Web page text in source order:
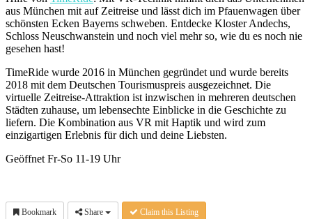
aus München mit auf Zeitreise und lässt dich im Pfauenwagen über
schönsten Ecken Bayerns schweben. Entdecke Kloster Andechs,
Schloss Neuschwanstein und noch viel mehr so, wie du es noch nie
gesehen hast!
TimeRide wurde 2016 in München gegründet und wurde bereits
2018 mit dem Deutschen Tourismuspreis ausgezeichnet. Die
virtuelle Zeitreise-Attraktion ist inzwischen in mehreren deutschen
Städten zuhause, um lebensechte Einblicke in die Geschichte zu
liefern. Die Kombination aus VR mit Haptik und wird zum
einzigartigen Erlebnis für dich und deine Liebsten.
Geöffnet Fr-So 11-19 Uhr
Bookmark Share Claim this Listing